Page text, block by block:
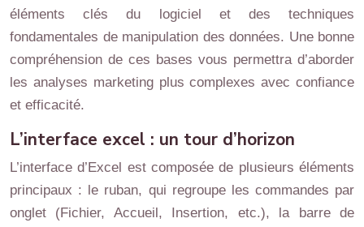
éléments clés du logiciel et des techniques
fondamentales de manipulation des données. Une bonne
compréhension de ces bases vous permettra d’aborder
les analyses marketing plus complexes avec confiance
et efficacité.
L’interface excel : un tour d’horizon
L’interface d’Excel est composée de plusieurs éléments
principaux : le ruban, qui regroupe les commandes par
onglet (Fichier, Accueil, Insertion, etc.), la barre de